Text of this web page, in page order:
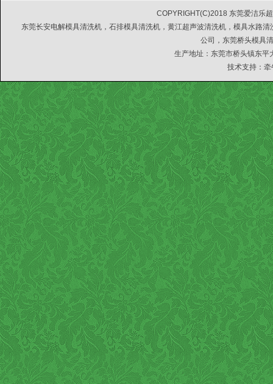
COPYRIGHT(C)2018 东莞爱洁乐
东莞长安电解模具清洗机，石排模具清洗机，黄江超声波清洗机，模具水路
公司，东莞桥头模具
生产地址：东莞市桥头镇东平
技术支持： 牵